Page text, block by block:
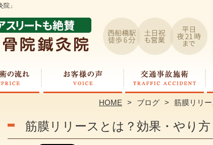
」
HOME ブログ 筋膜リリ
筋膜リリースとは？効果・やり